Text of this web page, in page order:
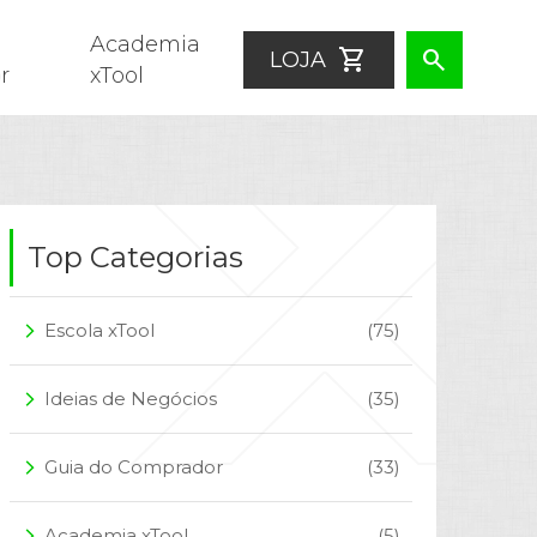
Academia
xTool
LOJA shopping_cart search
Top Categorias
arrow_forward_ios Escola xTool (75)
arrow_forward_ios Ideias de Negócios (35)
arrow_forward_ios Guia do Comprador (33)